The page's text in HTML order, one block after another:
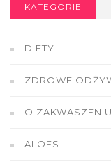
KATEGORIE
DIETY
ZDROWE
O
ALOES